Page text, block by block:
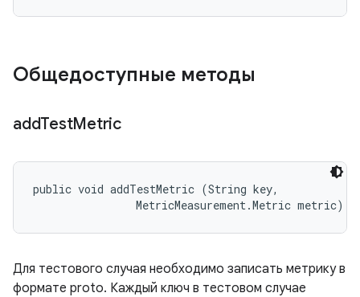
Общедоступные методы
addTestMetric
public void addTestMetric (String key,
                MetricMeasurement.Metric metric)
Для тестового случая необходимо записать метрику в
формате proto. Каждый ключ в тестовом случае